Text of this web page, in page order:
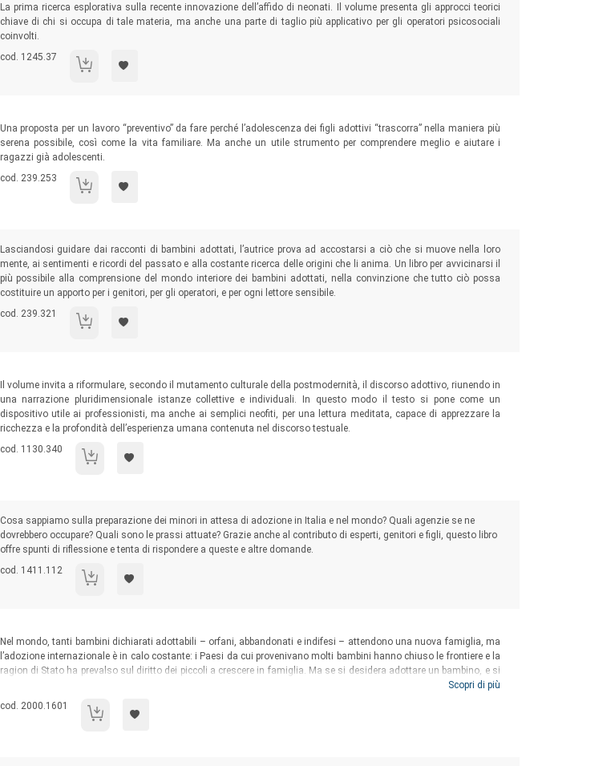
Sommario:
La prima ricerca esplorativa sulla recente innovazione dell’affido di neonati. Il volume presenta gli approcci teorici
chiave di chi si occupa di tale materia, ma anche una parte di taglio più applicativo per gli operatori psicosociali
coinvolti.
Codice libro:
cod. 1245.37 Tra le braccia un figlio non tuo
Sommario:
Una proposta per un lavoro “preventivo” da fare perché l’adolescenza dei figli adottivi “trascorra” nella maniera più
serena possibile, così come la vita familiare. Ma anche un utile strumento per comprendere meglio e aiutare i
ragazzi già adolescenti.
Codice libro:
cod. 239.253 Adolescenti e adottati
Sommario:
Lasciandosi guidare dai racconti di bambini adottati, l’autrice prova ad accostarsi a ciò che si muove nella loro
mente, ai sentimenti e ricordi del passato e alla costante ricerca delle origini che li anima. Un libro per avvicinarsi il
più possibile alla comprensione del mondo interiore dei bambini adottati, nella convinzione che tutto ciò possa
costituire un apporto per i genitori, per gli operatori, e per ogni lettore sensibile.
Codice libro:
cod. 239.321 Ma io una famiglia ce l'avevo!
Sommario:
Il volume invita a riformulare, secondo il mutamento culturale della postmodernità, il discorso adottivo, riunendo in
una narrazione pluridimensionale istanze collettive e individuali. In questo modo il testo si pone come un
dispositivo utile ai professionisti, ma anche ai semplici neofiti, per una lettura meditata, capace di apprezzare la
ricchezza e la profondità dell’esperienza umana contenuta nel discorso testuale.
Codice libro:
cod. 1130.340 Il legame adottivo
Sommario:
Cosa sappiamo sulla preparazione dei minori in attesa di adozione in Italia e nel mondo? Quali agenzie se ne
dovrebbero occupare? Quali sono le prassi attuate? Grazie anche al contributo di esperti, genitori e figli, questo libro
offre spunti di riflessione e tenta di rispondere a queste e altre domande.
Codice libro:
cod. 1411.112 Io prima di noi
Sommario:
Nel mondo, tanti bambini dichiarati adottabili – orfani, abbandonati e indifesi – attendono una nuova famiglia, ma
l’adozione internazionale è in calo costante: i Paesi da cui provenivano molti bambini hanno chiuso le frontiere e la
ragion di Stato ha prevalso sul diritto dei piccoli a crescere in famiglia. Ma se si desidera adottare un bambino, e si
hanno i requisiti per farlo, ci si può riuscire. E ne vale la pena, come dimostrano le testimonianze di ragazze e
ragazzi – adottati da bambini e ormai cresciute/i – che in questo libro hanno accettato di raccontarsi assieme ai
Scopri di più
Codice libro:
cod. 2000.1601 L'adozione sta cambiando